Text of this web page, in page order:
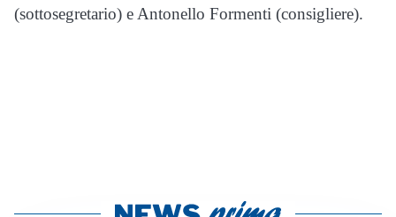
(sottosegretario) e Antonello Formenti (consigliere).